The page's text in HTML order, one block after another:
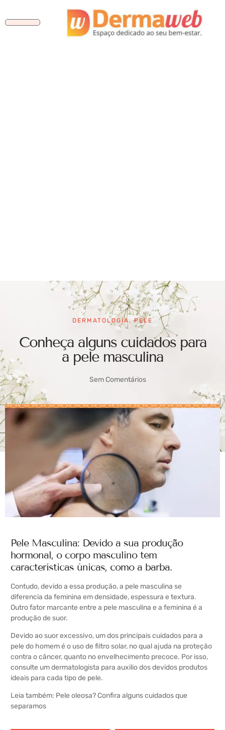
DERMATOLOGIA,PELE
Conheça alguns cuidados para
a pele masculina
Sem Comentários
Pele Masculina: Devido a sua produção
hormonal, o corpo masculino tem
características únicas, como a barba.
Contudo, devido a essa produção, a pele masculina se
diferencia da feminina em densidade, espessura e textura.
Outro fator marcante entre a pele masculina e a feminina é a
produção de suor.
Devido ao suor excessivo, um dos principais cuidados para a
pele do homem é o uso de filtro solar, no qual ajuda na proteção
contra o câncer, quanto no envelhecimento precoce. Por isso,
consulte um dermatologista para auxilio dos devidos produtos
ideais para cada tipo de pele.
Leia também: Pele oleosa? Confira alguns cuidados que
separamos